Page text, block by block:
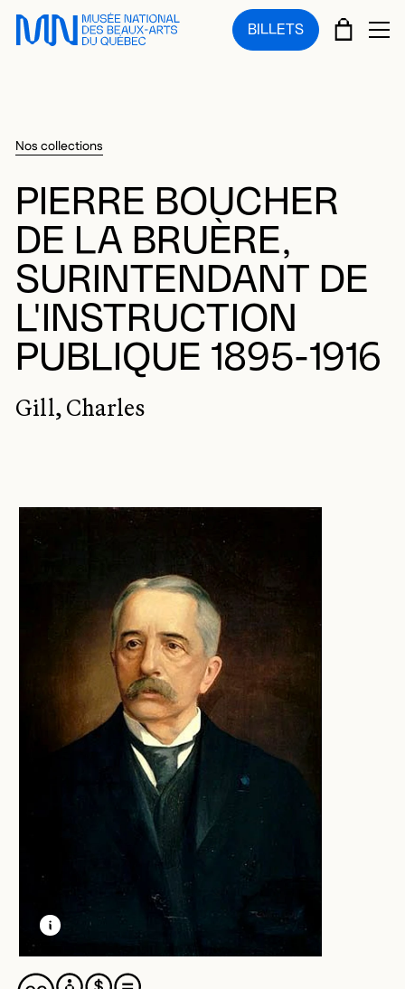
Sauter au menu principal
Sauter au contenu principal
Sauter au pied de page
BILLETS PANIER
Nos collections
PIERRE BOUCHER
DE LA BRUÈRE,
SURINTENDANT DE
L'INSTRUCTION
PUBLIQUE 1895-1916
Gill, Charles
EN SAVOIR PLUS SUR CETTE IMAGE
OUVRIR LA MODALE